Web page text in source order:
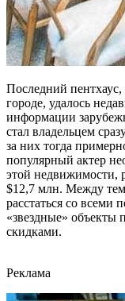
Последний
городе, удалось
информации
стал владельцем
за них тогда
популярный актер
этой недвижимости,
$12,7 млн. Между тем
расстаться со всеми
«звездные» объекты
скидками.
Реклама